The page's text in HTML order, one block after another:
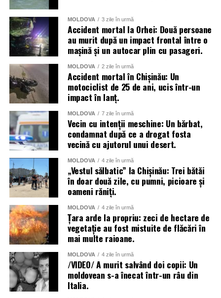
MOLDOVA 3 zile în urmă
Accident mortal la Orhei: Două persoane
au murit după un impact frontal între o
mașină și un autocar plin cu pasageri.
MOLDOVA 2 zile în urmă
Accident mortal în Chișinău: Un
motociclist de 25 de ani, ucis într-un
impact în lanț.
MOLDOVA 7 zile în urmă
Vecin cu intenții meschine: Un bărbat,
condamnat după ce a drogat fosta
vecină cu ajutorul unui desert.
MOLDOVA 4 zile în urmă
„Vestul sălbatic” la Chișinău: Trei bătăi
în doar două zile, cu pumni, picioare și
oameni răniți.
MOLDOVA 4 zile în urmă
Țara arde la propriu: zeci de hectare de
vegetație au fost mistuite de flăcări în
mai multe raioane.
MOLDOVA 4 zile în urmă
/VIDEO/ A murit salvând doi copii: Un
moldovean s-a înecat într-un râu din
Italia.